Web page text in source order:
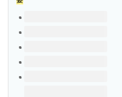
このタイトルの巻号